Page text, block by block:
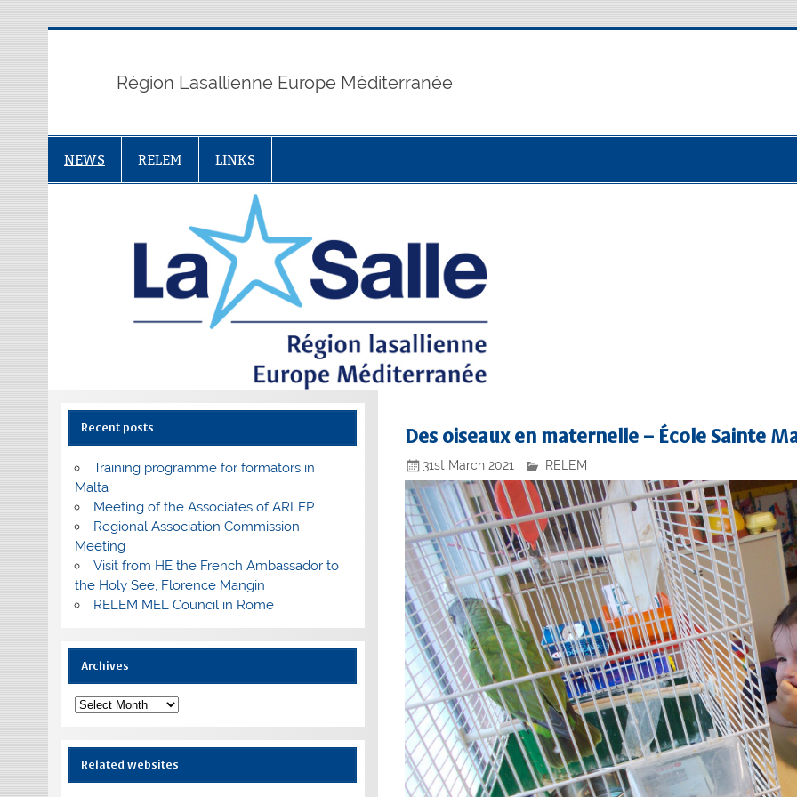
Région Lasallienne Europe Méditerranée
NEWS RELEM LINKS
Des oiseaux en maternelle – École Sainte
31st March 2021 RELEM
Recent posts
Training programme for formators in
Malta
Meeting of the Associates of ARLEP
Regional Association Commission
Meeting
Visit from HE the French Ambassador to
the Holy See, Florence Mangin
RELEM MEL Council in Rome
Archives
Archives
Related websites